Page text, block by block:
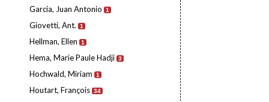
Garcia, Juan Antonio 1
Giovetti, Ant. 1
Hellman, Ellen 1
Hema, Marie Paule Hadji 3
Hochwald, Miriam 1
Houtart, François 34